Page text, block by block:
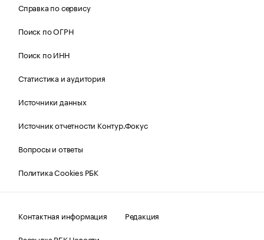
Справка по сервису
Поиск по ОГРН
Поиск по ИНН
Статистика и аудитория
Источники данных
Источник отчетности Контур.Фокус
Вопросы и ответы
Политика Cookies РБК
Контактная информация
Редакция